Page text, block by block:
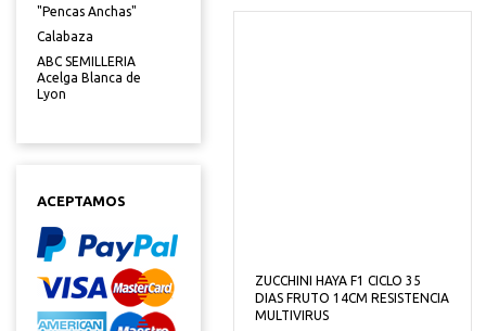
"Pencas Anchas"
Calabaza
ABC SEMILLERIA
Acelga Blanca de
Lyon
ACEPTAMOS
ZUCCHINI HAYA F1 CICLO 35
DIAS FRUTO 14CM RESISTENCIA
MULTIVIRUS